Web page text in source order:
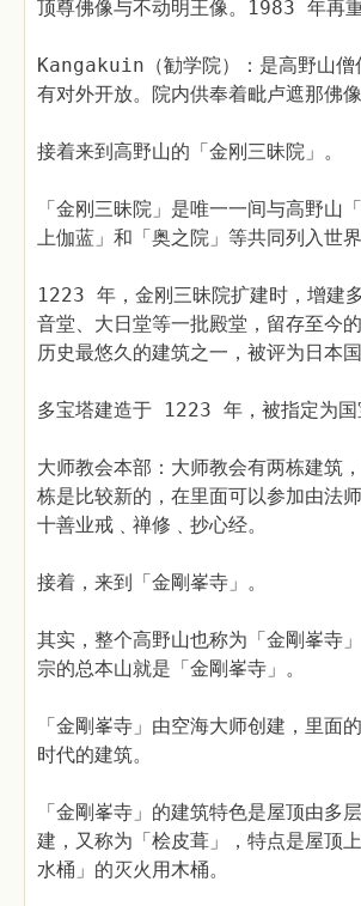
顶尊佛像与不动明王像。1983 年再重
Kangakuin（勧学院）：是高野山僧
有对外开放。院内供奉着毗卢遮那佛像
接着来到高野山的「金刚三昧院」。
「金刚三昧院」是唯一一间与高野山
上伽蓝」和「奥之院」等共同列入世界
1223 年，金刚三昧院扩建时，增建
音堂、大日堂等一批殿堂，留存至今
历史最悠久的建筑之一，被评为日本国
多宝塔建造于 1223 年，被指定为国
大师教会本部：大师教会有两栋建筑
栋是比较新的，在里面可以参加由法
十善业戒﹑禅修﹑抄心经。
接着，来到「金剛峯寺」。
其实，整个高野山也称为「金剛峯寺
宗的总本山就是「金剛峯寺」。
「金剛峯寺」由空海大师创建，里面
时代的建筑。
「金剛峯寺」的建筑特色是屋顶由多
建，又称为「桧皮葺」，特点是屋顶
水桶」的灭火用木桶。